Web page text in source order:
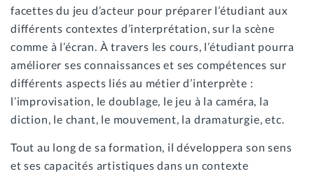
facettes du jeu d’acteur pour préparer l’étudiant aux
différents contextes d’interprétation, sur la scène
comme à l’écran. À travers les cours, l’étudiant pourra
améliorer ses connaissances et ses compétences sur
différents aspects liés au métier d’interprète :
l’improvisation, le doublage, le jeu à la caméra, la
diction, le chant, le mouvement, la dramaturgie, etc.
Tout au long de sa formation, il développera son sens
et ses capacités artistiques dans un contexte